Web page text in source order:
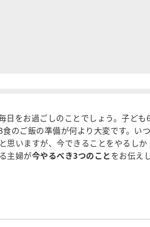
日をお過ごしのことでしょう。子ども
のご飯の準備が何より大変です。いつ
思いますが、今できることをやるしか
主婦が今やるべき3つのことをお伝え